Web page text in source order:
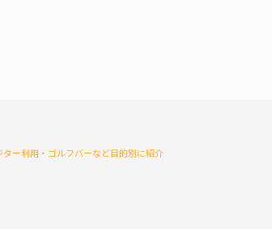
ー利用・ゴルフバーなど目的別に紹介